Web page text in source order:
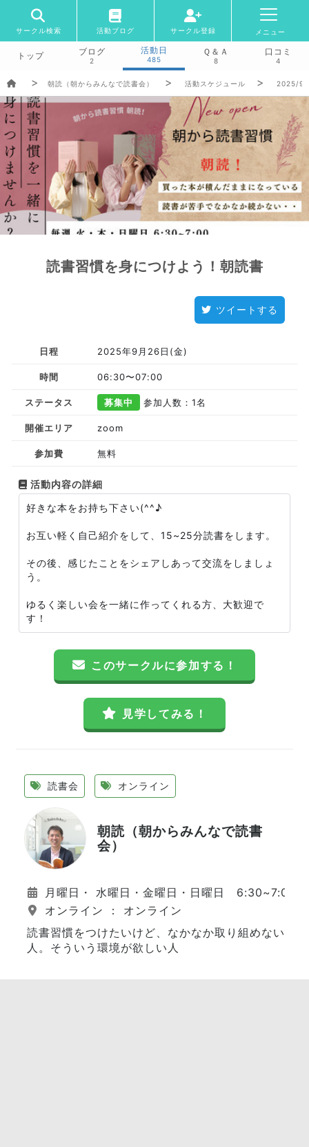
サークル検索 活動ブログ サークル登録 メニュー
トップ ブログ
2
活動日
485
Ｑ＆Ａ
8
口コミ
4
朝読（朝からみんなで読書会） 活動スケジュール 2025/9/
読書習慣を身につけよう！朝読書
ツイートする
日程 2025年9月26日(金)
時間 06:30〜07:00
ステータス 募集中 参加人数：1名
開催エリア zoom
参加費 無料
活動内容の詳細
好きな本をお持ち下さい(^^♪
お互い軽く自己紹介をして、15~25分読書をします。
その後、感じたことをシェアしあって交流をしましょ
う。
ゆるく楽しい会を一緒に作ってくれる方、大歓迎で
す！
このサークルに参加する！
見学してみる！
読書会 オンライン
朝読（朝からみんなで読書
会）
月曜日・ 水曜日・金曜日・日曜日 6:30~7:00
オンライン ： オンライン
読書習慣をつけたいけど、なかなか取り組めない
人。そういう環境が欲しい人